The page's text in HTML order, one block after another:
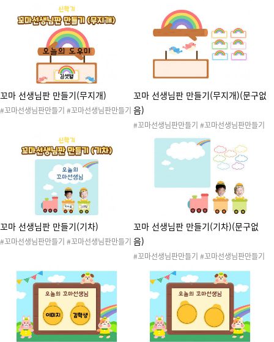
구성 #환경판 #게시판 #꼬마선생님 #오늘의
도우미 #작은선생님
새학기 #신학기 #어린이집 #유치원 #입학 #
새학기준비 #신학기준비 #환경구성 #환경판
#게시판 #꼬마선생님 #오늘의도우미 #작은
꼬마 선생님판 만들기(무지개)
#꼬마선생님판만들기 #꼬마선생님판만들기
구성 #환경판 #게시판 #꼬마선생님 #오늘의
도우미 #작은선생님
꼬마 선생님판 만들기(무지개)(문구없
음)
#꼬마선생님판만들기 #꼬마선생님판만들기
무지개버전 #문구없는꼬마선생님판만들기 #
새학기 #신학기 #어린이집 #유치원 #입학 #
새학기준비 #신학기준비 #환경구성 #환경판
#게시판 #꼬마선생님 #오늘의도우미 #작은
꼬마 선생님판 만들기(기차)
#꼬마선생님판만들기 #꼬마선생님판만들기
성 #환경판 #게시판 #꼬마선생님 #오늘의도
우미 #작은선생님
꼬마 선생님판 만들기(기차)(문구없
음)
#꼬마선생님판만들기 #꼬마선생님판만들기
학기 #신학기 #어린이집 #유치원 #입학 #새
학기준비 #신학기준비 #환경구성 #환경판 #
게시판 #꼬마선생님 #오늘의도우미 #작은선